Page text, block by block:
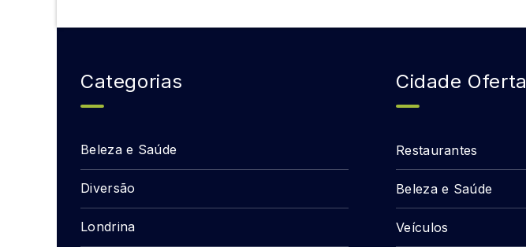
Categorias
Beleza e Saúde
Diversão
Londrina
Cidade Oferta
Restaurantes
Beleza e Saúde
Veículos